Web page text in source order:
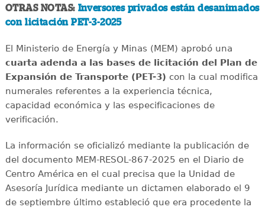
OTRAS NOTAS: Inversores privados están desanimados
con licitación PET-3-2025
El Ministerio de Energía y Minas (MEM) aprobó una
cuarta adenda a las bases de licitación del Plan de
Expansión de Transporte (PET-3) con la cual modifica
numerales referentes a la experiencia técnica,
capacidad económica y las especificaciones de
verificación.
La información se oficializó mediante la publicación de
del documento MEM-RESOL-867-2025 en el Diario de
Centro América en el cual precisa que la Unidad de
Asesoría Jurídica mediante un dictamen elaborado el 9
de septiembre último estableció que era procedente la